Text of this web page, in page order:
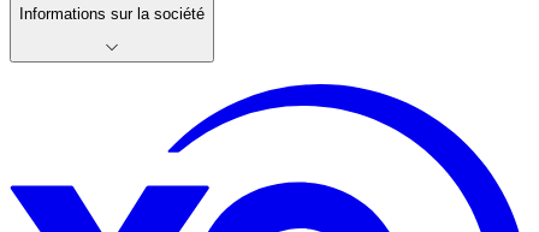
Informations sur la société